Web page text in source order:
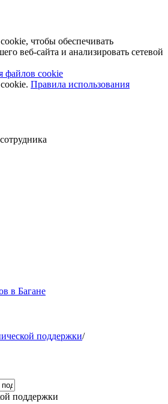
чтобы обеспечивать
веб-сайта и анализировать сетевой
файлов cookie
Правила использования
в Багане
поддержки/
поддержки